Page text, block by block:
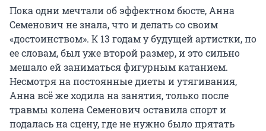
Пока одни мечтали об эффектном бюсте, Анна
Семенович не знала, что и делать со своим
«достоинством». К 13 годам у будущей артистки, по
ее словам, был уже второй размер, и это сильно
мешало ей заниматься фигурным катанием.
Несмотря на постоянные диеты и утягивания,
Анна всё же ходила на занятия, только после
травмы колена Семенович оставила спорт и
подалась на сцену, где не нужно было прятать